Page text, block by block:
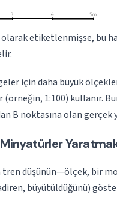
etiketlenmişse, bu
için daha büyük ölçekler
1:100) kullanır.
B noktasına olan gerçek
düşünün—ölçek, bir
büyütüldüğünü)